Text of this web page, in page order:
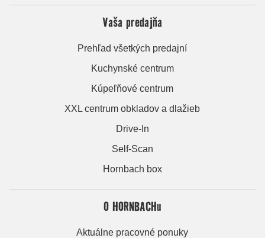
Vaša predajňa
Prehľad všetkých predajní
Kuchynské centrum
Kúpeľňové centrum
XXL centrum obkladov a dlažieb
Drive-In
Self-Scan
Hornbach box
O HORNBACHu
Aktuálne pracovné ponuky